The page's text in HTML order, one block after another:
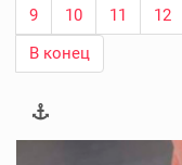
9
10 11 12
В конец